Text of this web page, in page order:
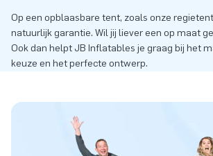
Op een opblaasbare tent, zoals onze
natuurlijk garantie. Wil jij liever een op maat
Ook dan helpt JB Inflatables je graag bij het
keuze en het perfecte ontwerp.